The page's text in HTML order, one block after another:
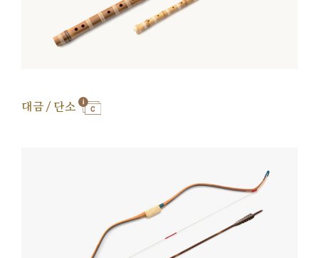
대금 / 단소